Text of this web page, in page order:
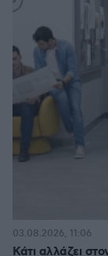
Κάτι αλλάζει
03.08.2026, 11:06